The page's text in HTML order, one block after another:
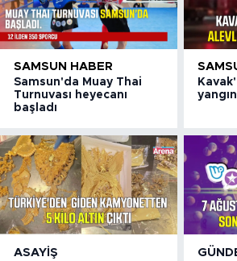
SAMSUN HABER
Samsun'da Muay Thai
Turnuvası heyecanı
başladı
yangın
ASAYIŞ